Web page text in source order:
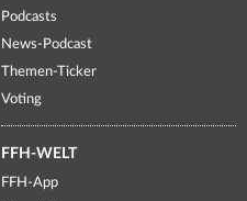
Podcasts
News-Podcast
Themen-Ticker
Voting
FFH-WELT
FFH-App